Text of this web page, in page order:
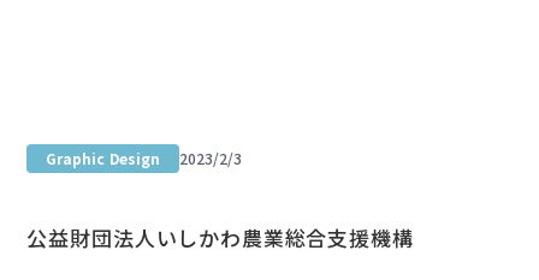
Graphic Design 2023/2/3
公益財団法人いしかわ農業総合支援機構